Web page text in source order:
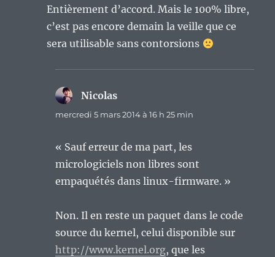
Entièrement d’accord. Mais le 100% libre,
c’est pas encore demain la veille que ce
sera utilisable sans contorsions
Nicolas
mercredi 5 mars 2014 à 16 h 25 min
« Sauf erreur de ma part, les
micrologiciels non libres sont
empaquétés dans linux-firmware. »
Non. Il en reste un paquet dans le code
source du kernel, celui disponible sur
http://www.kernel.org, que les